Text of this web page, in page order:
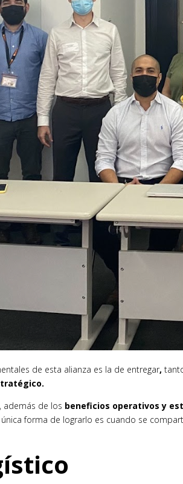
de esta alianza es la de entregar,
además de los beneficios operativos y
única forma de lograrlo es cuando se